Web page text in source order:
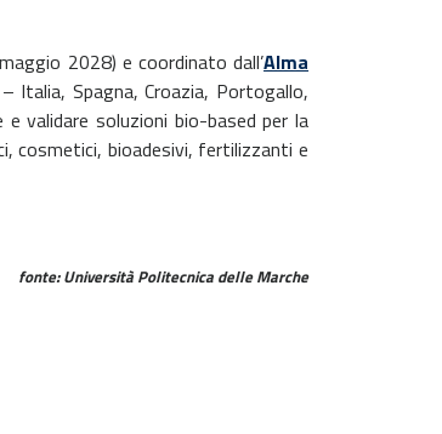
2028) e coordinato dall’Alma
Italia, Spagna, Croazia, Portogallo,
validare soluzioni bio-based per la
cosmetici, bioadesivi, fertilizzanti e
fonte: Università Politecnica delle Marche